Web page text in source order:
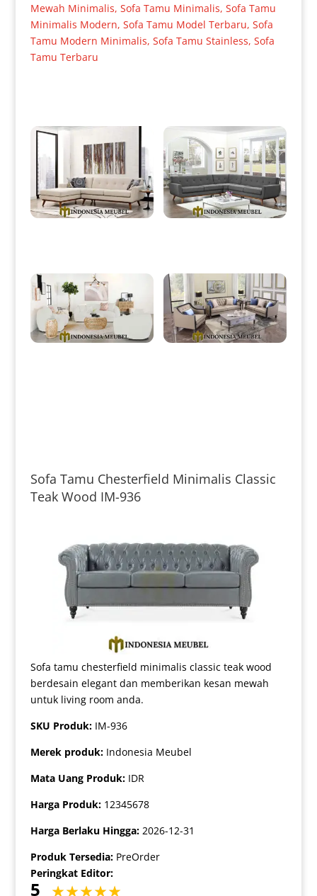
Mewah Minimalis, Sofa Tamu Minimalis, Sofa Tamu
Minimalis Modern, Sofa Tamu Model Terbaru, Sofa
Tamu Modern Minimalis, Sofa Tamu Stainless, Sofa
Tamu Terbaru
Sofa Tamu Chesterfield Minimalis Classic
Teak Wood IM-936
Sofa tamu chesterfield minimalis classic teak wood
berdesain elegant dan memberikan kesan mewah
untuk living room anda.
SKU Produk: IM-936
Merek produk: Indonesia Meubel
Mata Uang Produk: IDR
Harga Produk: 12345678
Harga Berlaku Hingga: 2026-12-31
Produk Tersedia: PreOrder
Peringkat Editor:
5